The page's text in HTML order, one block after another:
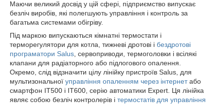
Маючи великий досвід у цій сфері, підприємство випускає
безліч виробів, які полегшують управління і контроль за
багатьма системами обігріву.
Під маркою випускаються кімнатні термостати і
терморегулятори для котла, тижневі дротові і бездротові
програматори Salus , сервоприводи, термоголовки і всілякі
клапани для радіаторного або підлогового опалення.
Окремо, слід відзначити цілу лінійку пристроїв Salus, для
мультизональної управління опаленням через інтернетабо
смартфон IT500 і IT600, серію автоматики Expert. Ця лінійка
являє собою безліч контролерів і термостатів для управління